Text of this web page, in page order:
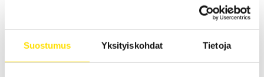
Suostumus Yksityiskohdat Tietoja
Mecmesin OmniTest™ 25 motorisoitu
PC-ohjattu testijalusta/vetovoimatesteri materiaali- ja
tuotetestaukseen. Kapasiteetit: 2,5 N...25 kN